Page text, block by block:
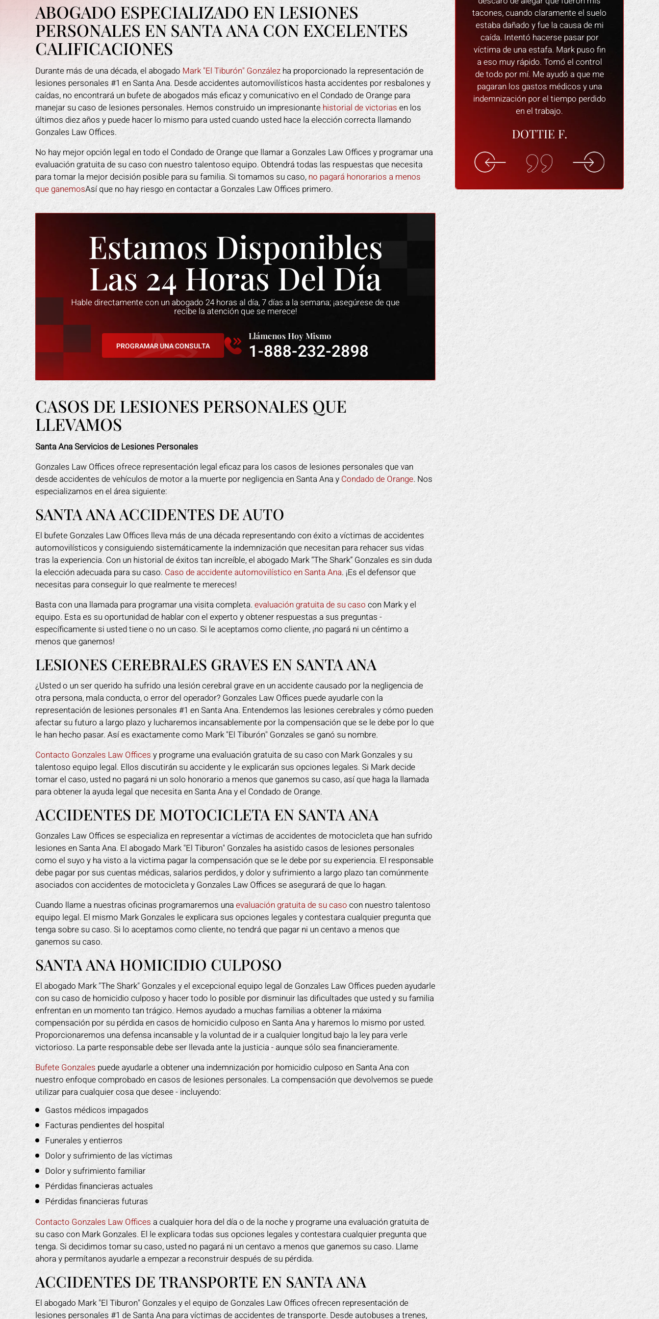
ABOGADO ESPECIALIZADO EN LESIONES
PERSONALES EN SANTA ANA CON EXCELENTES
CALIFICACIONES
Durante más de una década, el abogado Mark "El Tiburón" González ha proporcionado la representación de
lesiones personales #1 en Santa Ana. Desde accidentes automovilísticos hasta accidentes por resbalones y
caídas, no encontrará un bufete de abogados más eficaz y comunicativo en el Condado de Orange para
manejar su caso de lesiones personales. Hemos construido un impresionante historial de victorias en los
últimos diez años y puede hacer lo mismo para usted cuando usted hace la elección correcta llamando
Gonzales Law Offices.
No hay mejor opción legal en todo el Condado de Orange que llamar a Gonzales Law Offices y programar una
evaluación gratuita de su caso con nuestro talentoso equipo. Obtendrá todas las respuestas que necesita
para tomar la mejor decisión posible para su familia. Si tomamos su caso, no pagará honorarios a menos
que ganemosAsí que no hay riesgo en contactar a Gonzales Law Offices primero.
Estamos Disponibles
Las 24 Horas Del Día
Hable directamente con un abogado 24 horas al día, 7 días a la semana; ¡asegúrese de que
recibe la atención que se merece!
PROGRAMAR UNA CONSULTA
Llámenos Hoy Mismo
1-888-232-2898
CASOS DE LESIONES PERSONALES QUE
LLEVAMOS
Santa Ana Servicios de Lesiones Personales
Gonzales Law Offices ofrece representación legal eficaz para los casos de lesiones personales que van
desde accidentes de vehículos de motor a la muerte por negligencia en Santa Ana y Condado de Orange. Nos
especializamos en el área siguiente:
SANTA ANA ACCIDENTES DE AUTO
El bufete Gonzales Law Offices lleva más de una década representando con éxito a víctimas de accidentes
automovilísticos y consiguiendo sistemáticamente la indemnización que necesitan para rehacer sus vidas
tras la experiencia. Con un historial de éxitos tan increíble, el abogado Mark “The Shark” Gonzales es sin duda
la elección adecuada para su caso. Caso de accidente automovilístico en Santa Ana. ¡Es el defensor que
necesitas para conseguir lo que realmente te mereces!
Basta con una llamada para programar una visita completa. evaluación gratuita de su caso con Mark y el
equipo. Esta es su oportunidad de hablar con el experto y obtener respuestas a sus preguntas -
específicamente si usted tiene o no un caso. Si le aceptamos como cliente, ¡no pagará ni un céntimo a
menos que ganemos!
LESIONES CEREBRALES GRAVES EN SANTA ANA
¿Usted o un ser querido ha sufrido una lesión cerebral grave en un accidente causado por la negligencia de
otra persona, mala conducta, o error del operador? Gonzales Law Offices puede ayudarle con la
representación de lesiones personales #1 en Santa Ana. Entendemos las lesiones cerebrales y cómo pueden
afectar su futuro a largo plazo y lucharemos incansablemente por la compensación que se le debe por lo que
le han hecho pasar. Así es exactamente como Mark "El Tiburón" Gonzales se ganó su nombre.
Contacto Gonzales Law Offices y programe una evaluación gratuita de su caso con Mark Gonzales y su
talentoso equipo legal. Ellos discutirán su accidente y le explicarán sus opciones legales. Si Mark decide
tomar el caso, usted no pagará ni un solo honorario a menos que ganemos su caso, así que haga la llamada
para obtener la ayuda legal que necesita en Santa Ana y el Condado de Orange.
ACCIDENTES DE MOTOCICLETA EN SANTA ANA
Gonzales Law Offices se especializa en representar a víctimas de accidentes de motocicleta que han sufrido
lesiones en Santa Ana. El abogado Mark "El Tiburon" Gonzales ha asistido casos de lesiones personales
como el suyo y ha visto a la victima pagar la compensación que se le debe por su experiencia. El responsable
debe pagar por sus cuentas médicas, salarios perdidos, y dolor y sufrimiento a largo plazo tan comúnmente
asociados con accidentes de motocicleta y Gonzales Law Offices se asegurará de que lo hagan.
Cuando llame a nuestras oficinas programaremos una evaluación gratuita de su caso con nuestro talentoso
equipo legal. El mismo Mark Gonzales le explicara sus opciones legales y contestara cualquier pregunta que
tenga sobre su caso. Si lo aceptamos como cliente, no tendrá que pagar ni un centavo a menos que
ganemos su caso.
SANTA ANA HOMICIDIO CULPOSO
El abogado Mark "The Shark" Gonzales y el excepcional equipo legal de Gonzales Law Offices pueden ayudarle
con su caso de homicidio culposo y hacer todo lo posible por disminuir las dificultades que usted y su familia
enfrentan en un momento tan trágico. Hemos ayudado a muchas familias a obtener la máxima
compensación por su pérdida en casos de homicidio culposo en Santa Ana y haremos lo mismo por usted.
Proporcionaremos una defensa incansable y la voluntad de ir a cualquier longitud bajo la ley para verle
victorioso. La parte responsable debe ser llevada ante la justicia - aunque sólo sea financieramente.
Bufete Gonzales puede ayudarle a obtener una indemnización por homicidio culposo en Santa Ana con
nuestro enfoque comprobado en casos de lesiones personales. La compensación que devolvemos se puede
utilizar para cualquier cosa que desee - incluyendo:
Gastos médicos impagados
Facturas pendientes del hospital
Funerales y entierros
Dolor y sufrimiento de las víctimas
Dolor y sufrimiento familiar
Pérdidas financieras actuales
Pérdidas financieras futuras
Contacto Gonzales Law Offices a cualquier hora del día o de la noche y programe una evaluación gratuita de
su caso con Mark Gonzales. El le explicara todas sus opciones legales y contestara cualquier pregunta que
tenga. Si decidimos tomar su caso, usted no pagará ni un centavo a menos que ganemos su caso. Llame
ahora y permítanos ayudarle a empezar a reconstruir después de su pérdida.
ACCIDENTES DE TRANSPORTE EN SANTA ANA
El abogado Mark "El Tiburon" Gonzales y el equipo de Gonzales Law Offices ofrecen representación de
lesiones personales #1 de Santa Ana para víctimas de accidentes de transporte. Desde autobuses a trenes,
adelante. No
otro abogado
Sr. Gonzales.
cada paso de una manera fácil de
entender. El estaba disponible para
mi cuando tenia alguna
preocupación. Su personal me hizo
sentir como si fuera de la familia. Yo
recomiendo a Mark a cualquiera que
necesite ayuda legal.
ROBERT R.
dudaba de que yo estuviera siquiera
lesionado. Mark lucho por mi y me
dio tranquilidad. Me sentí como si
tuviera un ejército de mi lado ya que
su personal trabajó incansablemente
para mí. Ellos sacaron a la compañía
de seguros de mi espalda y me
ayudaron a volver a mis pies más
rápido de lo que esperaba.
APRIL F.
tacones, cuando claramente el suelo
estaba dañado y fue la causa de mi
caída. Intentó hacerse pasar por
víctima de una estafa. Mark puso fin
a eso muy rápido. Tomó el control
de todo por mí. Me ayudó a que me
pagaran los gastos médicos y una
indemnización por el tiempo perdido
en el trabajo.
DOTTIE F.
a cualquiera y si alguna vez necesito
un abogado de lesiones de nuevo sin
duda volvere. GRACIAS.
VANESSA M.
siempre
ayudar y
El
dispuesto
asegura
cómodo y
Yo